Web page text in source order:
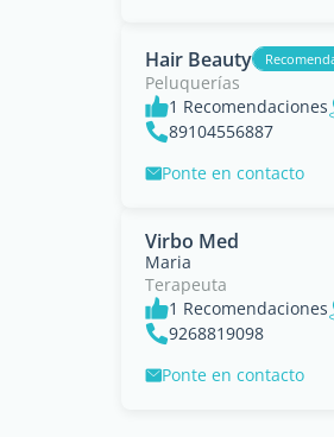
Hair Beauty
Peluquerías
1 Recomendaciones
89104556887
Ponte en contacto
Virbo Med
Maria
Terapeuta
1 Recomendaciones
9268819098
Ponte en contacto